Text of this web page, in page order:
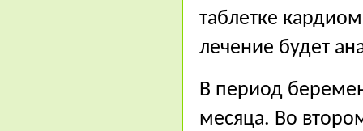
таблетке
лечение будет
В период
месяца. Во